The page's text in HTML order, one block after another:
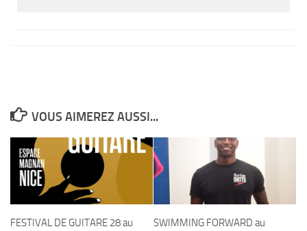
VOUS AIMEREZ AUSSI...
FESTIVAL DE GUITARE 28 au
SWIMMING FORWARD au